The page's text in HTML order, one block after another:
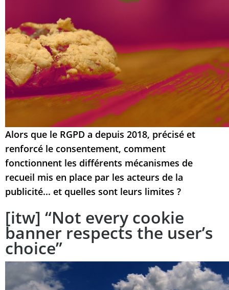
Alors que le RGPD a depuis 2018, précisé et
renforcé le consentement, comment
fonctionnent les différents mécanismes de
recueil mis en place par les acteurs de la
publicité... et quelles sont leurs limites ?
[itw] “Not every cookie
banner respects the user’s
choice”